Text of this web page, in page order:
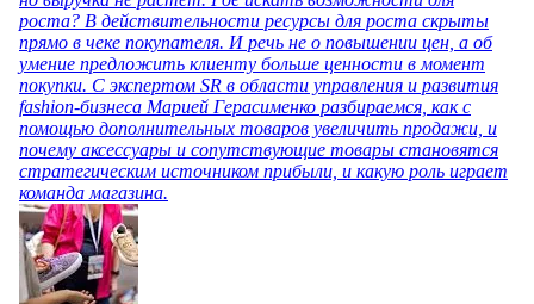
роста? В действительности ресурсы для роста скрыты
прямо в чеке покупателя. И речь не о повышении цен, а об
умение предложить клиенту больше ценности в момент
покупки. С экспертом SR в области управления и развития
fashion-бизнеса Марией Герасименко разбираемся, как с
помощью дополнительных товаров увеличить продажи, и
почему аксессуары и сопутствующие товары становятся
стратегическим источником прибыли, и какую роль играет
команда магазина.